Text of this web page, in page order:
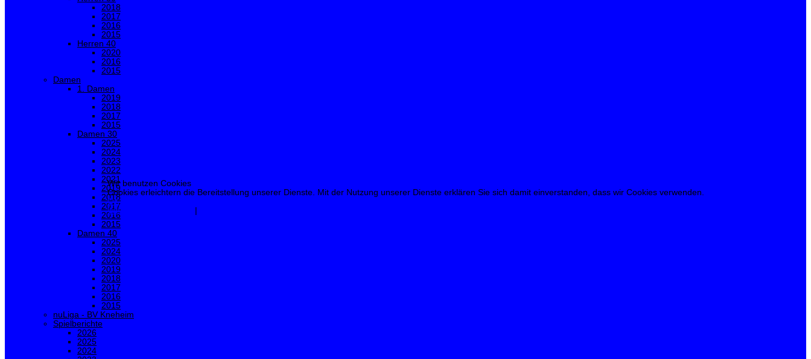
2018
2017
2016
2015
Herren 40
2020
2016
2015
Damen
1. Damen
2019
2018
2017
2015
Damen 30
2025
2024
2023
2022
2021
2019
2018
2017
2016
2015
Damen 40
2025
2024
2020
2019
2018
2017
2016
2015
nuLiga - BV Kneheim
Spielberichte
2026
2025
2024
Wir benutzen Cookies
Cookies erleichtern die Bereitstellung unserer Dienste. Mit der Nutzung unserer Dienste erklären Sie sich damit einverstanden, dass wir Cookies verwenden.
OK
Weitere Informationen